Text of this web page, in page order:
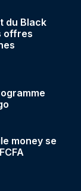
du Black
offres
money se